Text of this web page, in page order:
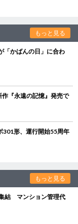
もっと見る
かばんの日」に合わ
『永遠の記憶』発売で
形、運行開始55周年
もっと見る
結 マンション管理代